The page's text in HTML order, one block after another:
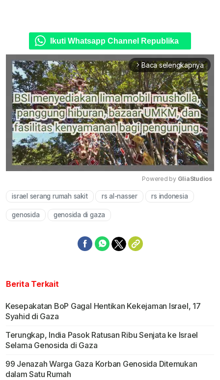
Ikuti Whatsapp Channel Republika
arrow_forward_ios Baca selengkapnya
Mute
Powered by GliaStudios
israel serang rumah sakit rs al-nasser rs indonesia
genosida genosida di gaza
Berita Terkait
Kesepakatan BoP Gagal Hentikan Kekejaman Israel, 17
Syahid di Gaza
Terungkap, India Pasok Ratusan Ribu Senjata ke Israel
Selama Genosida di Gaza
99 Jenazah Warga Gaza Korban Genosida Ditemukan
dalam Satu Rumah